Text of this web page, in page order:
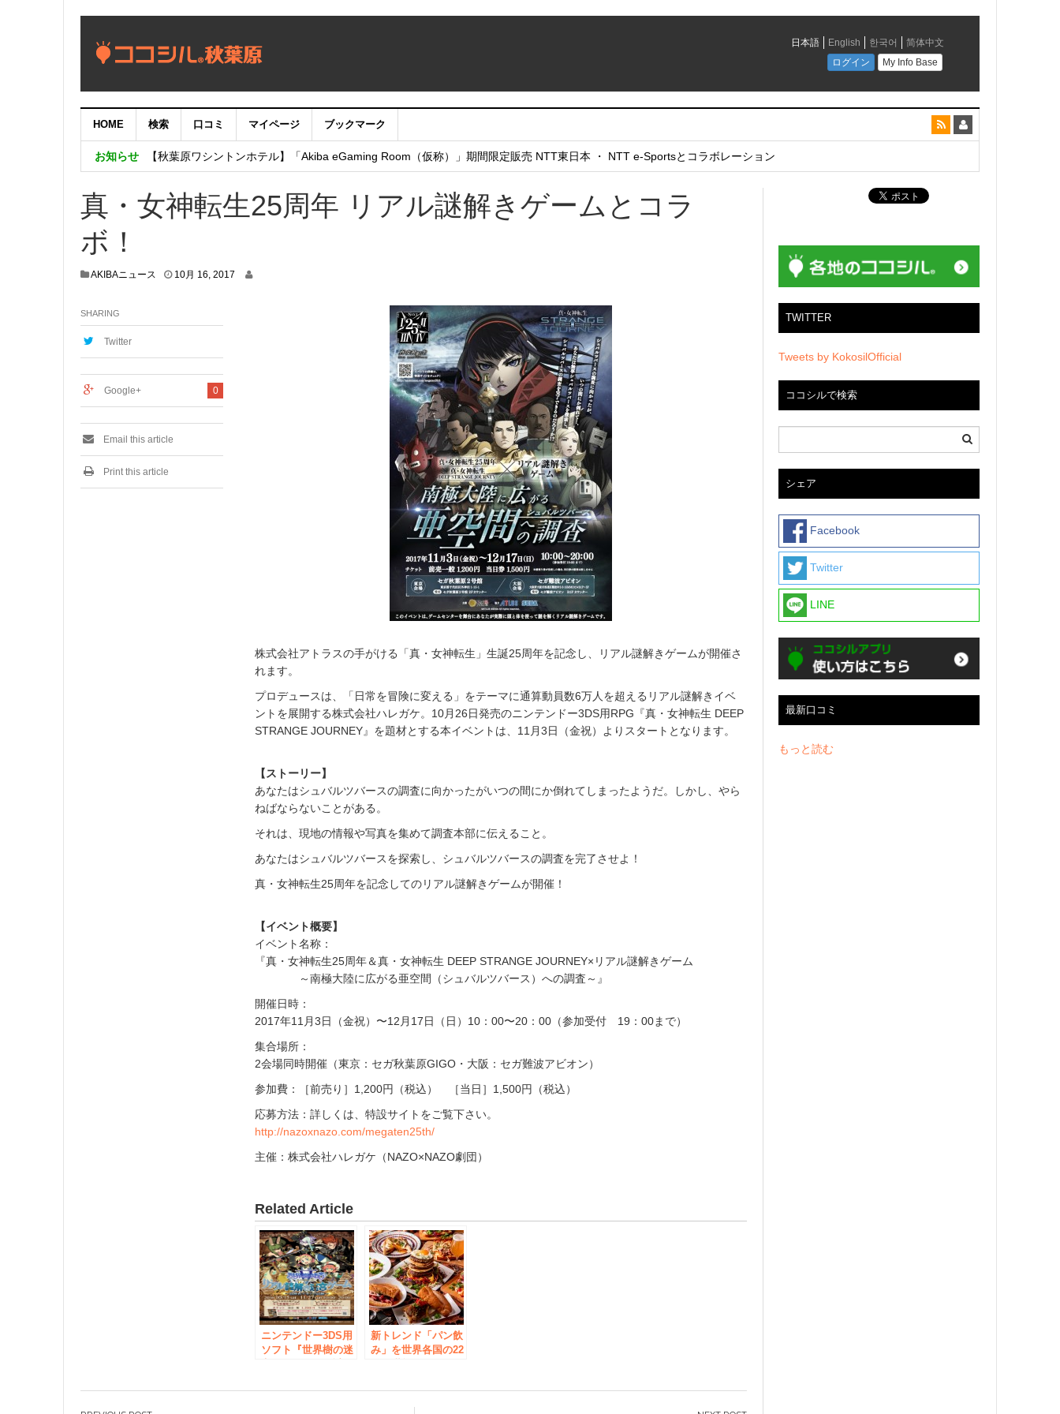
HOME 検索 口コミ マイページ ブックマーク
お知らせ
【重要：9月5日（火）22時】ココシル：アカウントサービス移行のお知らせ
【秋葉原ワシントンホテル】「Akiba eGaming Room（仮称）」期間限定販売 NTT東日本 ・ NTT e-Sportsとコラボレーション
真・女神転生25周年 リアル謎解きゲームとコラ
ボ！
AKIBAニュース 10月 16, 2017
株式会社アトラスの手がける「真・女神転生」生誕25周年を記念し、リアル謎解きゲームが開催さ
れます。
プロデュースは、「日常を冒険に変える」をテーマに通算動員数6万人を超えるリアル謎解きイベ
ントを展開する株式会社ハレガケ。10月26日発売のニンテンドー3DS用RPG『真・女神転生 DEEP
STRANGE JOURNEY』を題材とする本イベントは、11月3日（金祝）よりスタートとなります。
【ストーリー】
あなたはシュバルツバースの調査に向かったがいつの間にか倒れてしまったようだ。しかし、やら
ねばならないことがある。
それは、現地の情報や写真を集めて調査本部に伝えること。
あなたはシュバルツバースを探索し、シュバルツバースの調査を完了させよ！
真・女神転生25周年を記念してのリアル謎解きゲームが開催！
【イベント概要】
イベント名称：
『真・女神転生25周年＆真・女神転生 DEEP STRANGE JOURNEY×リアル謎解きゲーム
～南極大陸に広がる亜空間（シュバルツバース）への調査～』
開催日時：
2017年11月3日（金祝）〜12月17日（日）10：00〜20：00（参加受付 19：00まで）
集合場所：
2会場同時開催（東京：セガ秋葉原GIGO・大阪：セガ難波アビオン）
参加費：［前売り］1,200円（税込） ［当日］1,500円（税込）
応募方法：詳しくは、特設サイトをご覧下さい。
http://nazoxnazo.com/megaten25th/
主催：株式会社ハレガケ（NAZO×NAZO劇団）
Related Article
ニンテンドー3DS用
ソフト『世界樹の迷
定で開催！実際に頭
新トレンド「パン飲
み」を世界各国の22
り」、 秋葉原で10
月末まで全品半額に
SHARING
Twitter
0
Google+
Email this article
Print this article
TWITTER
Tweets by KokosilOfficial
ココシルで検索
シェア
Facebook
Twitter
LINE
最新口コミ
もっと読む